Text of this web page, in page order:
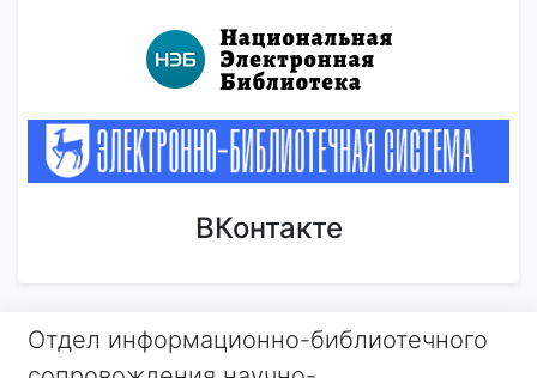
ВКонтакте
Отдел информационно-библиотечного